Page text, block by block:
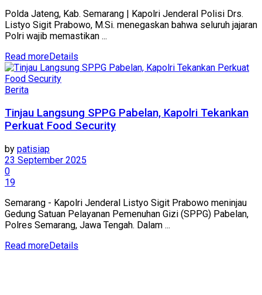
Polda Jateng, Kab. Semarang | Kapolri Jenderal Polisi Drs.
Listyo Sigit Prabowo, M.Si. menegaskan bahwa seluruh jajaran
Polri wajib memastikan ...
Read moreDetails
Berita
Tinjau Langsung SPPG Pabelan, Kapolri Tekankan
Perkuat Food Security
by patisiap
23 September 2025
0
19
Semarang - Kapolri Jenderal Listyo Sigit Prabowo meninjau
Gedung Satuan Pelayanan Pemenuhan Gizi (SPPG) Pabelan,
Polres Semarang, Jawa Tengah. Dalam ...
Read moreDetails